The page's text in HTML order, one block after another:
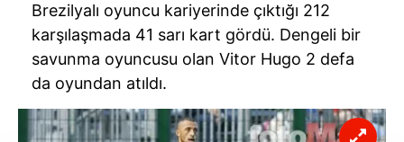
Brezilyalı oyuncu kariyerinde çıktığı 212
karşılaşmada 41 sarı kart gördü. Dengeli bir
savunma oyuncusu olan Vitor Hugo 2 defa
da oyundan atıldı.